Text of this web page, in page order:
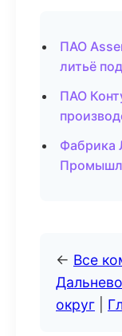
ПАО
литьё
ПАО
Фабрика
← Все
округ